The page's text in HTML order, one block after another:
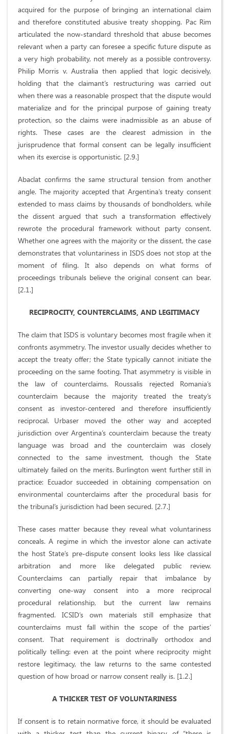
acquired for the purpose of bringing an international claim
and therefore constituted abusive treaty shopping. Pac Rim
articulated the now-standard threshold that abuse becomes
relevant when a party can foresee a specific future dispute as
a very high probability, not merely as a possible controversy.
Philip Morris v. Australia then applied that logic decisively,
holding that the claimant’s restructuring was carried out
when there was a reasonable prospect that the dispute would
materialize and for the principal purpose of gaining treaty
protection, so the claims were inadmissible as an abuse of
rights. These cases are the clearest admission in the
jurisprudence that formal consent can be legally insufficient
when its exercise is opportunistic. [2.9.]
Abaclat confirms the same structural tension from another
angle. The majority accepted that Argentina’s treaty consent
extended to mass claims by thousands of bondholders, while
the dissent argued that such a transformation effectively
rewrote the procedural framework without party consent.
Whether one agrees with the majority or the dissent, the case
demonstrates that voluntariness in ISDS does not stop at the
moment of filing. It also depends on what forms of
proceedings tribunals believe the original consent can bear.
[2.1.]
RECIPROCITY, COUNTERCLAIMS, AND LEGITIMACY
The claim that ISDS is voluntary becomes most fragile when it
confronts asymmetry. The investor usually decides whether to
accept the treaty offer; the State typically cannot initiate the
proceeding on the same footing. That asymmetry is visible in
the law of counterclaims. Roussalis rejected Romania’s
counterclaim because the majority treated the treaty’s
consent as investor-centered and therefore insufficiently
reciprocal. Urbaser moved the other way and accepted
jurisdiction over Argentina’s counterclaim because the treaty
language was broad and the counterclaim was closely
connected to the same investment, though the State
ultimately failed on the merits. Burlington went further still in
practice: Ecuador succeeded in obtaining compensation on
environmental counterclaims after the procedural basis for
the tribunal’s jurisdiction had been secured. [2.7.]
These cases matter because they reveal what voluntariness
conceals. A regime in which the investor alone can activate
the host State’s pre-dispute consent looks less like classical
arbitration and more like delegated public review.
Counterclaims can partially repair that imbalance by
converting one-way consent into a more reciprocal
procedural relationship, but the current law remains
fragmented. ICSID’s own materials still emphasize that
counterclaims must fall within the scope of the parties’
consent. That requirement is doctrinally orthodox and
politically telling: even at the point where reciprocity might
restore legitimacy, the law returns to the same contested
question of how broad or narrow consent really is. [1.2.]
A THICKER TEST OF VOLUNTARINESS
If consent is to retain normative force, it should be evaluated